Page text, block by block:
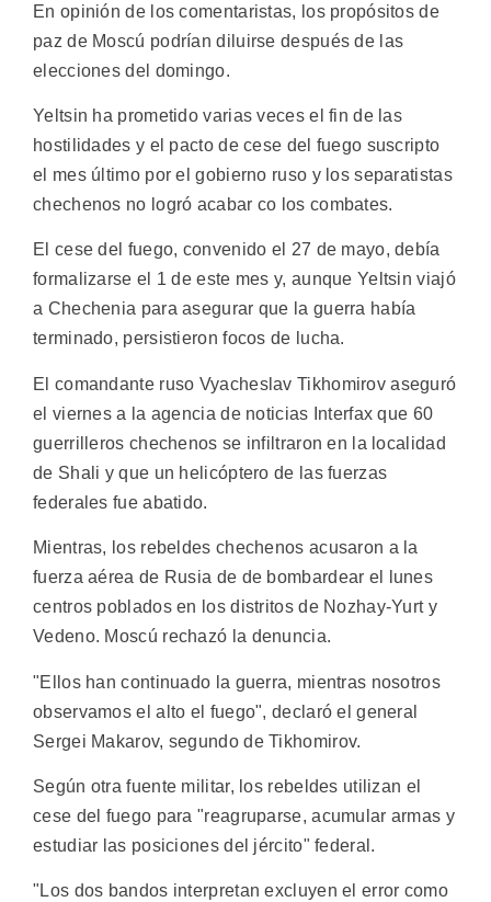
En opinión de los comentaristas, los propósitos de
paz de Moscú podrían diluirse después de las
elecciones del domingo.
Yeltsin ha prometido varias veces el fin de las
hostilidades y el pacto de cese del fuego suscripto
el mes último por el gobierno ruso y los separatistas
chechenos no logró acabar co los combates.
El cese del fuego, convenido el 27 de mayo, debía
formalizarse el 1 de este mes y, aunque Yeltsin viajó
a Chechenia para asegurar que la guerra había
terminado, persistieron focos de lucha.
El comandante ruso Vyacheslav Tikhomirov aseguró
el viernes a la agencia de noticias Interfax que 60
guerrilleros chechenos se infiltraron en la localidad
de Shali y que un helicóptero de las fuerzas
federales fue abatido.
Mientras, los rebeldes chechenos acusaron a la
fuerza aérea de Rusia de de bombardear el lunes
centros poblados en los distritos de Nozhay-Yurt y
Vedeno. Moscú rechazó la denuncia.
"Ellos han continuado la guerra, mientras nosotros
observamos el alto el fuego", declaró el general
Sergei Makarov, segundo de Tikhomirov.
Según otra fuente militar, los rebeldes utilizan el
cese del fuego para "reagruparse, acumular armas y
estudiar las posiciones del jército" federal.
"Los dos bandos interpretan excluyen el error como